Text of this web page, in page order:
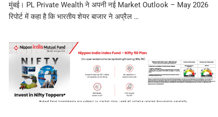
मुंबई। PL Private Wealth ने अपनी नई Market Outlook – May 2026
रिपोर्ट में कहा है कि भारतीय शेयर बाजार ने अप्रैल …